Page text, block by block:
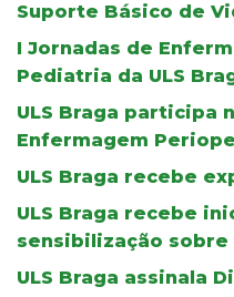
Suporte Básico de
I Jornadas de
Pediatria da ULS
ULS Braga participa
Enfermagem
ULS Braga recebe
ULS Braga recebe
sensibilização
ULS Braga assinala